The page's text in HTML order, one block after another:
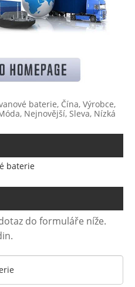
baterie, Čína, Výrobce,
Nejnovější, Sleva, Nízká
baterie
do formuláře níže.